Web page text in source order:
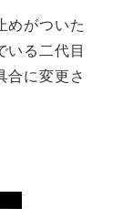
めがついた
いる二代目
合に変更さ